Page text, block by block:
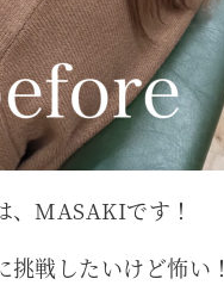
、MASAKIです！
挑戦したいけど怖い！